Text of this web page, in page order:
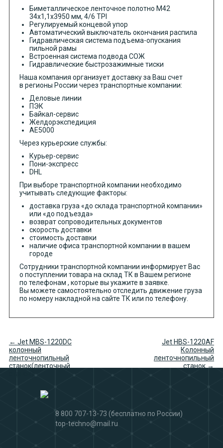
Биметаллическое ленточное полотно М42
34х1,1х3950 мм, 4/6 TPI
Регулируемый концевой упор
Автоматический выключатель окончания распила
Гидравлическая система подъема-опускания
пильной рамы
Встроенная система подвода СОЖ
Гидравлические быстрозажимные тиски
Наша компания организует доставку за Ваш счет
в регионы России через транспортные компании:
Деловые линии
ПЭК
Байкал-сервис
Желдорэкспедиция
АЕ5000
Через курьерские службы:
Курьер-сервис
Пони-экспресс
DHL
При выборе транспортной компании необходимо
учитывать следующие факторы:
доставка груза «до склада транспортной компании»
или «до подъезда»
возврат сопроводительных документов
скорость доставки
стоимость доставки
наличие офиса транспортной компании в вашем
городе
Сотрудники транспортной компании информирует Вас
о поступлении товара на склад ТК в Вашем регионе
по телефонам , которые вы укажите в заявке.
Вы можете самостоятельно отследить движение груза
по номеру накладной на сайте ТК или по телефону.
← Jet MBS-1220DC
колонный
ленточнопильный
станок(ленточный
Jet HBS-1220AF
Колонный
ленточнопильный
станок →
8 800 707-13-73 (бесплатно по России)
top-techno@mail.ru